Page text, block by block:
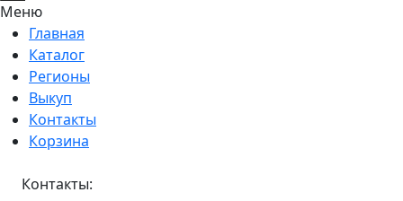
Меню
Главная
Каталог
Регионы
Выкуп
Контакты
Корзина
Контакты: